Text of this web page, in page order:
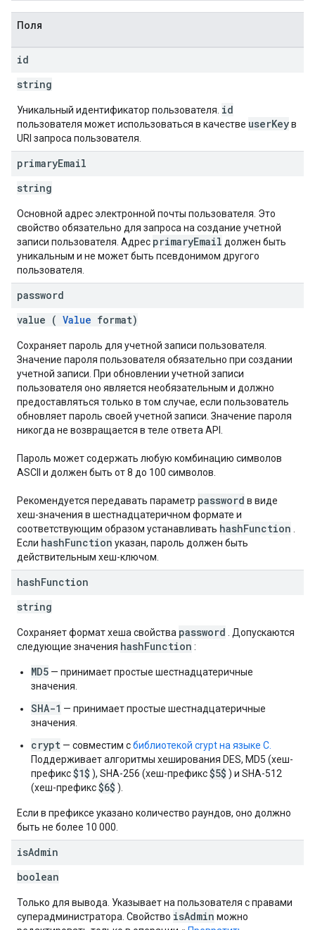
Поля
id
string
Уникальный идентификатор пользователя. id
пользователя может использоваться в качестве userKeyв
URI запроса пользователя.
primaryEmail
string
Основной адрес электронной почты пользователя. Это
свойство обязательно для запроса на создание учетной
записи пользователя. Адрес primaryEmail должен быть
уникальным и не может быть псевдонимом другого
пользователя.
password
value ( Value format)
Сохраняет пароль для учетной записи пользователя.
Значение пароля пользователя обязательно при создании
учетной записи. При обновлении учетной записи
пользователя оно является необязательным и должно
предоставляться только в том случае, если пользователь
обновляет пароль своей учетной записи. Значение пароля
никогда не возвращается в теле ответа API.
Пароль может содержать любую комбинацию символов
ASCII и должен быть от 8 до 100 символов.
Рекомендуется передавать параметр password в виде
хеш-значения в шестнадцатеричном формате и
соответствующим образом устанавливать hashFunction
Если hashFunction указан, пароль должен быть
действительным хеш-ключом.
hashFunction
string
Сохраняет формат хеша свойства password . Допускаются
следующие значения hashFunction :
MD5 — принимает простые шестнадцатеричные
значения.
SHA-1 — принимает простые шестнадцатеричные
значения.
crypt — совместим сбиблиотекой crypt на языке C.
Поддерживает алгоритмы хеширования DES, MD5 (хеш-
префикс$1$ ), SHA-256 (хеш-префикс$5$ ) и SHA-512
(хеш-префикс$6$ ).
Если в префиксе указано количество раундов, оно должно
быть не более 10 000.
isAdmin
boolean
Только для вывода. Указывает на пользователя с правами
суперадминистратора. Свойство isAdmin можно